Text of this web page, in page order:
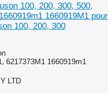
100, 200, 300, 500,
1660919M1 pour
100, 200, 300
6217373M1 1660919m1
LTD